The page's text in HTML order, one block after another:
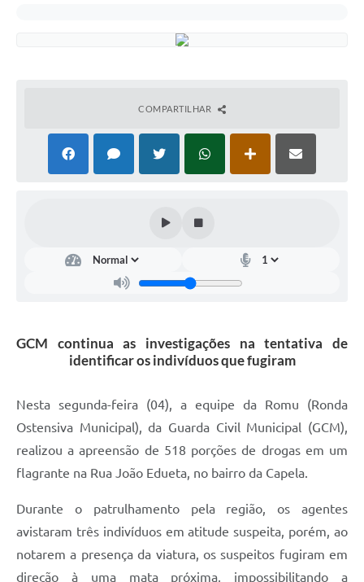
Normas e Legislação
Sistema de Protocolo
Listagem dos CEPs de Vinhedo
Acesso à Informação
Contratos
Associação dos Servidores Públicos Municipais de
Vinhedo
Audiências Públicas
Carta de Serviços
COMPARTILHAR
GCM continua as investigações na tentativa de
identificar os indivíduos que fugiram
Nesta segunda-feira (04), a equipe da Romu (Ronda
Ostensiva Municipal), da Guarda Civil Municipal (GCM),
realizou a apreensão de 518 porções de drogas em um
flagrante na Rua João Edueta, no bairro da Capela.
Durante o patrulhamento pela região, os agentes
avistaram três indivíduos em atitude suspeita, porém, ao
notarem a presença da viatura, os suspeitos fugiram em
direção à uma mata próxima, impossibilitando a